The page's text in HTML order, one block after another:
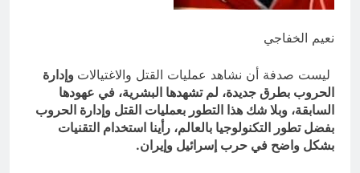
الأغلبية (لا ترفع العلم العراقي) وبنفس
الوقت (تغضب عندما ترى عراقي يرفع علم
اجنبي)
نعيم الخفاجي
ليست صدفة أن نشاهد عمليات القتل والاغتيالات وإدارة
الحروب بطرق جديدة، لم تشهدها البشرية، في عهودها
السابقة، وبلا شك هذا التطور بعمليات القتل وإدارة الحروب
بفضل تطور التكنولوجيا بالعالم، رأينا استخدام التقنيات
بشكل واضح في حرب إسرائيل وإيران.